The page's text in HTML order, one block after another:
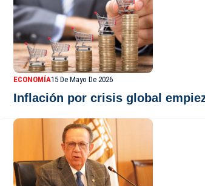
ECONOMÍA15 De Mayo De 2026
Inflación por crisis global